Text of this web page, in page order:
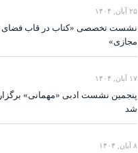
۲۵ آبان, ۱۴۰۴
نشست تخصصی «کتاب در قاب فضای
مجازی»
۱۷ آبان, ۱۴۰۴
پنجمین نشست ادبی «مهمانی» برگزار
شد
۸ آبان, ۱۴۰۴